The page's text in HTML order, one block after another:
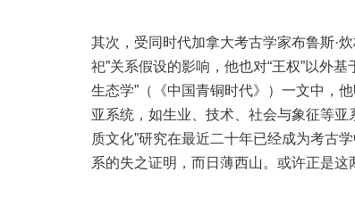
其次，受同时代加拿大考古学家布鲁斯·
祀”关系假设的影响，他也对“王权”以外
生态学”（《中国青铜时代》）一文中，
亚系统，如生业、技术、社会与象征等亚
质文化”研究在最近二十年已经成为考古
系的失之证明，而日薄西山。或许正是这